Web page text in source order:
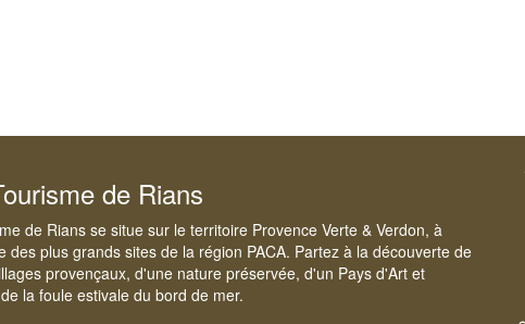
de Rians
de Rians se situe sur le territoire Provence Verte & Verdon, à
des plus grands sites de la région PACA. Partez à la découverte de
provençaux, d'une nature préservée, d'un Pays d'Art et
la foule estivale du bord de mer.